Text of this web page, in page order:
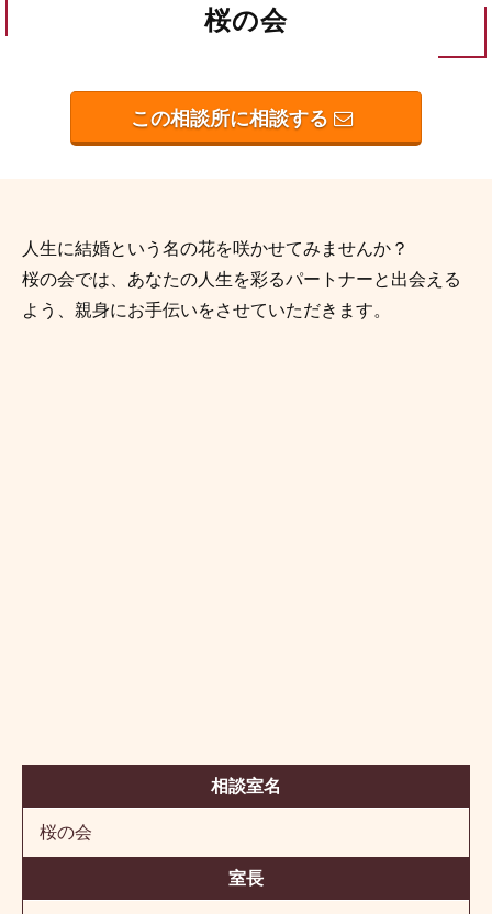
桜の会
この相談所に相談する
人生に結婚という名の花を咲かせてみませんか？
桜の会では、あなたの人生を彩るパートナーと出会える
よう、親身にお手伝いをさせていただきます。
相談室名
桜の会
室長